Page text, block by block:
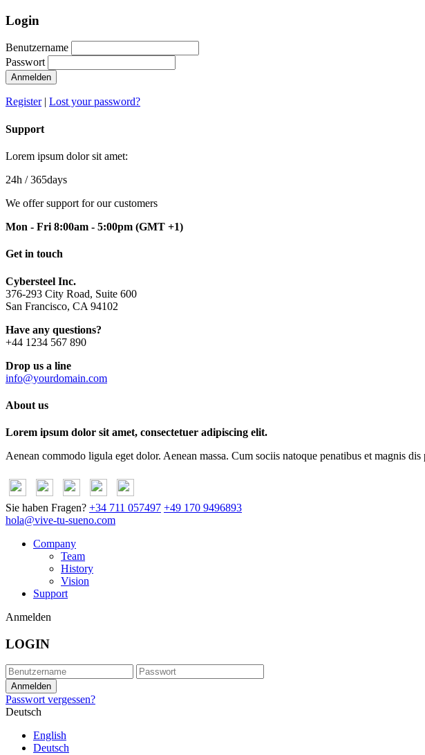
Login
Benutzername
Passwort
Anmelden
Register| Lost your password?
Support
Lorem ipsum dolor sit amet:
24h / 365days
We offer support for our customers
Mon - Fri 8:00am - 5:00pm (GMT +1)
Get in touch
Cybersteel Inc.
376-293 City Road, Suite 600
San Francisco, CA 94102
Have any questions?
+44 1234 567 890
Drop us a line
info@yourdomain.com
About us
Lorem ipsum dolor sit amet, consectetuer adipiscing elit.
Aenean commodo ligula eget dolor. Aenean massa. Cum sociis natoque penatibus et magnis
Sie haben Fragen? +34 711 057497 +49 170 9496893
hola@vive-tu-sueno.com
Company
Team
History
Vision
Support
Anmelden
LOGIN
Passwort vergessen?
Deutsch
English
Deutsch